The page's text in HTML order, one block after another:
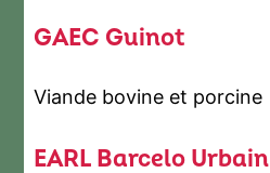
GAEC Guinot
Viande bovine et porcine
EARL Barcelo Urbain